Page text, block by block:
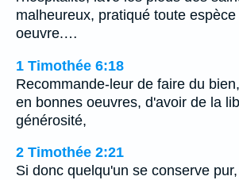
malheureux, pratiqué toute
oeuvre.…
1 Timothée 6:18
Recommande-leur de faire du
en bonnes oeuvres, d'avoir de la
générosité,
2 Timothée 2:21
Si donc quelqu'un se conserve